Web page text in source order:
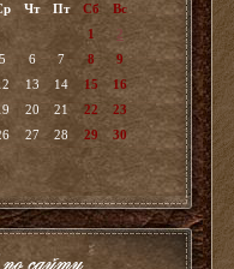
Чт Пт Сб
Вс
1
2
5 6 7 8
9
13 14 15
16
20 21 22
23
27 28 29
30